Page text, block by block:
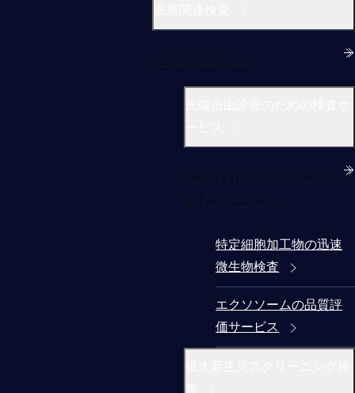
特定細胞加工物の迅速
微生物検査
エクソソームの品質評
価サービス